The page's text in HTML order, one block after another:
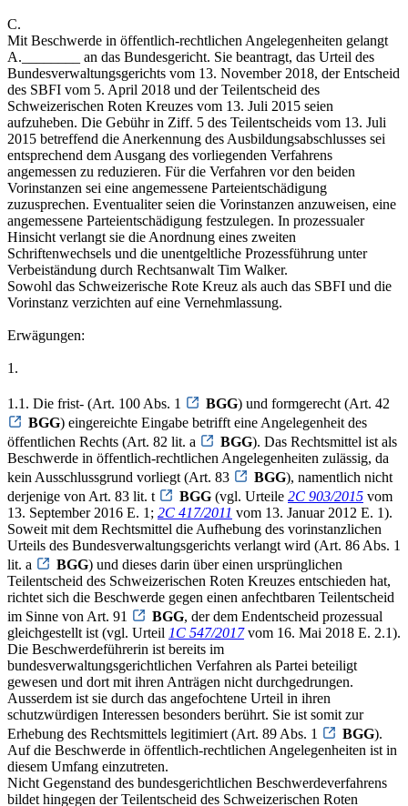
C.
Mit Beschwerde in öffentlich-rechtlichen Angelegenheiten gelangt
A.________ an das Bundesgericht. Sie beantragt, das Urteil des
Bundesverwaltungsgerichts vom 13. November 2018, der Entscheid
des SBFI vom 5. April 2018 und der Teilentscheid des
Schweizerischen Roten Kreuzes vom 13. Juli 2015 seien
aufzuheben. Die Gebühr in Ziff. 5 des Teilentscheids vom 13. Juli
2015 betreffend die Anerkennung des Ausbildungsabschlusses sei
entsprechend dem Ausgang des vorliegenden Verfahrens
angemessen zu reduzieren. Für die Verfahren vor den beiden
Vorinstanzen sei eine angemessene Parteientschädigung
zuzusprechen. Eventualiter seien die Vorinstanzen anzuweisen, eine
angemessene Parteientschädigung festzulegen. In prozessualer
Hinsicht verlangt sie die Anordnung eines zweiten
Schriftenwechsels und die unentgeltliche Prozessführung unter
Verbeiständung durch Rechtsanwalt Tim Walker.
Sowohl das Schweizerische Rote Kreuz als auch das SBFI und die
Vorinstanz verzichten auf eine Vernehmlassung.
Erwägungen:
1.
1.1. Die frist- (Art. 100 Abs. 1 BGG) und formgerecht (Art. 42
BGG) eingereichte Eingabe betrifft eine Angelegenheit des
öffentlichen Rechts (Art. 82 lit. a
BGG). Das Rechtsmittel ist als
Beschwerde in öffentlich-rechtlichen Angelegenheiten zulässig, da
kein Ausschlussgrund vorliegt (Art. 83
BGG), namentlich nicht
derjenige von Art. 83 lit. t
BGG (vgl. Urteile 2C 903/2015 vom
13. September 2016 E. 1; 2C 417/2011 vom 13. Januar 2012 E. 1).
Soweit mit dem Rechtsmittel die Aufhebung des vorinstanzlichen
Urteils des Bundesverwaltungsgerichts verlangt wird (Art. 86 Abs. 1
lit. a
BGG) und dieses darin über einen ursprünglichen
Teilentscheid des Schweizerischen Roten Kreuzes entschieden hat,
richtet sich die Beschwerde gegen einen anfechtbaren Teilentscheid
im Sinne von Art. 91
BGG, der dem Endentscheid prozessual
gleichgestellt ist (vgl. Urteil 1C 547/2017vom 16. Mai 2018 E. 2.1).
Die Beschwerdeführerin ist bereits im
bundesverwaltungsgerichtlichen Verfahren als Partei beteiligt
gewesen und dort mit ihren Anträgen nicht durchgedrungen.
Ausserdem ist sie durch das angefochtene Urteil in ihren
schutzwürdigen Interessen besonders berührt. Sie ist somit zur
Erhebung des Rechtsmittels legitimiert (Art. 89 Abs. 1
BGG).
Auf die Beschwerde in öffentlich-rechtlichen Angelegenheiten ist in
diesem Umfang einzutreten.
Nicht Gegenstand des bundesgerichtlichen Beschwerdeverfahrens
bildet hingegen der Teilentscheid des Schweizerischen Roten